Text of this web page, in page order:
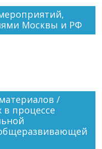
Москвы и РФ
/
в процессе